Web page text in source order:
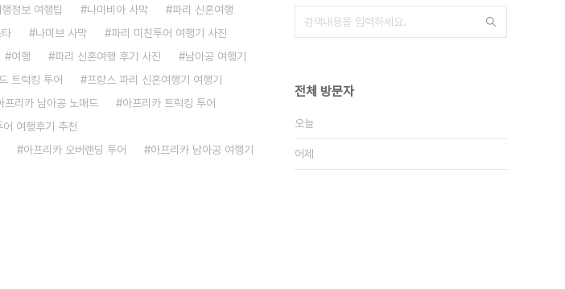
정보 여행팁 나미비아 사막
파리 신혼여행
나미브 사막
파리 미친투어 여행기 사진
여행 파리 신혼여행 후기 사진
남아공 여행기
트럭킹 투어
프랑스 파리 신혼여행기 여행기
프리카 남아공 노매드
아프리카 트럭킹 투어
여행후기 추천
아프리카 오버랜딩 투어
아프리카 남아공 여행기
전체 방문자
오늘
어제